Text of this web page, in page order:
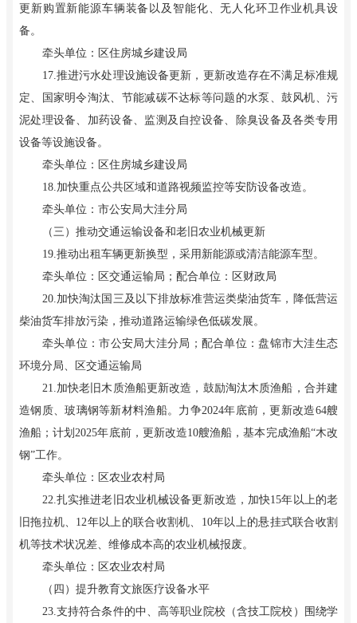
更新购置新能源车辆装备以及智能化、无人化环卫作业机具设
备。
牵头单位：区住房城乡建设局
17.推进污水处理设施设备更新，更新改造存在不满足标准规
定、国家明令淘汰、节能减碳不达标等问题的水泵、鼓风机、污
泥处理设备、加药设备、监测及自控设备、除臭设备及各类专用
设备等设施设备。
牵头单位：区住房城乡建设局
18.加快重点公共区域和道路视频监控等安防设备改造。
牵头单位：市公安局大洼分局
（三）推动交通运输设备和老旧农业机械更新
19.推动出租车辆更新换型，采用新能源或清洁能源车型。
牵头单位：区交通运输局；配合单位：区财政局
20.加快淘汰国三及以下排放标准营运类柴油货车，降低营运
柴油货车排放污染，推动道路运输绿色低碳发展。
牵头单位：市公安局大洼分局；配合单位：盘锦市大洼生态
环境分局、区交通运输局
21.加快老旧木质渔船更新改造，鼓励淘汰木质渔船，合并建
造钢质、玻璃钢等新材料渔船。力争2024年底前，更新改造64艘
渔船；计划2025年底前，更新改造10艘渔船，基本完成渔船“木改
钢”工作。
牵头单位：区农业农村局
22.扎实推进老旧农业机械设备更新改造，加快15年以上的老
旧拖拉机、12年以上的联合收割机、10年以上的悬挂式联合收割
机等技术状况差、维修成本高的农业机械报废。
牵头单位：区农业农村局
（四）提升教育文旅医疗设备水平
23.支持符合条件的中、高等职业院校（含技工院校）围绕学